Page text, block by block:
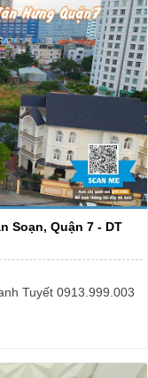
Soạn, Quận 7 - DT
Tuyết 0913.999.003